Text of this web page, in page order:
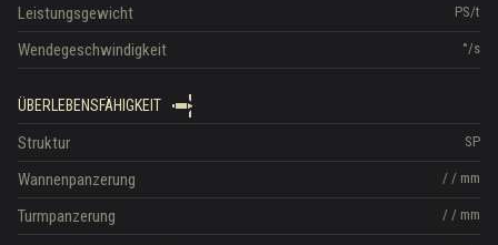
PS/t
Leistungsgewicht
°/s
Wendegeschwindigkeit
ÜBERLEBENSFÄHIGKEIT
SP
Struktur
/ / mm
Wannenpanzerung
/ / mm
Turmpanzerung